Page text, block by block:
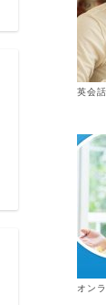
英会
オン